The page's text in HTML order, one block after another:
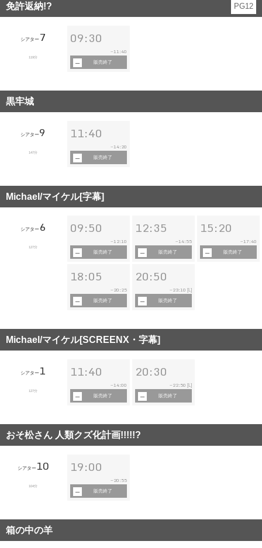
免許返納!? PG12
シアター 7
119分
09:30
~11:40
販売終了
黒牢城
シアター9
147分
11:40
~ 14:20
販売終了
Michael/マイケル[字幕]
シアター 6
127分
09:50
~12:10
販売終了
12:35
~14:55
販売終了
15:20
~17:40
販売終了
18:05
~ 20:25
販売終了
20:50
~ 23:10 [L]
販売終了
Michael/マイケル[SCREENX・字幕]
シアター 1
127分
11:40
~14:00
販売終了
20:30
~ 22:50 [L]
販売終了
おそ松さん 人類クズ化計画!!!!!?
シアター10
104分
19:00
~ 20:55
販売終了
箱の中の羊